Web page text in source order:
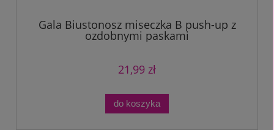
Gala Biustonosz miseczka B push-up z
ozdobnymi paskami
21,99 zł
do koszyka